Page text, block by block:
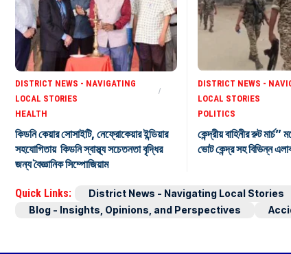
DISTRICT NEWS - NAVIGATING
LOCAL STORIES
HEALTH
কিডনি কেয়ার সোসাইটি, নেফ্রোকেয়ার ইন্ডিয়ার
সহযোগিতায় কিডনি স্বাস্থ্য সচেতনতা বৃদ্ধির
জন্য বৈজ্ঞানিক সিম্পোজিয়াম
DISTRICT NEWS -
LOCAL STORIES
POLITICS
কেন্দ্রীয় বাহিনীর রুট মার্চ”
ভোট কেন্দ্র সহ বিভিন্ন
Quick Links: District News - Navigating Local Stories
Blog - Insights, Opinions, and Perspectives